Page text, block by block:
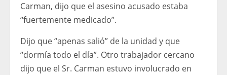
Carman, dijo que el asesino acusado estaba
“fuertemente medicado”.
Dijo que “apenas salió” de la unidad y que
“dormía todo el día”. Otro trabajador cercano
dijo que el Sr. Carman estuvo involucrado en